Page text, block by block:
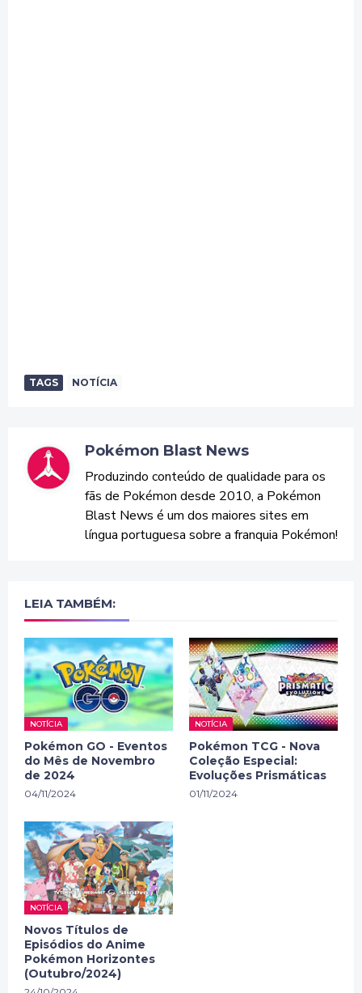
TAGS NOTÍCIA
Pokémon Blast News
Produzindo conteúdo de qualidade para os
fãs de Pokémon desde 2010, a Pokémon
Blast News é um dos maiores sites em
língua portuguesa sobre a franquia Pokémon!
LEIA TAMBÉM:
NOTÍCIA
Pokémon GO - Eventos
do Mês de Novembro
de 2024
04/11/2024
NOTÍCIA
Pokémon TCG - Nova
Coleção Especial:
Evoluções Prismáticas
01/11/2024
NOTÍCIA
Novos Títulos de
Episódios do Anime
Pokémon Horizontes
(Outubro/2024)